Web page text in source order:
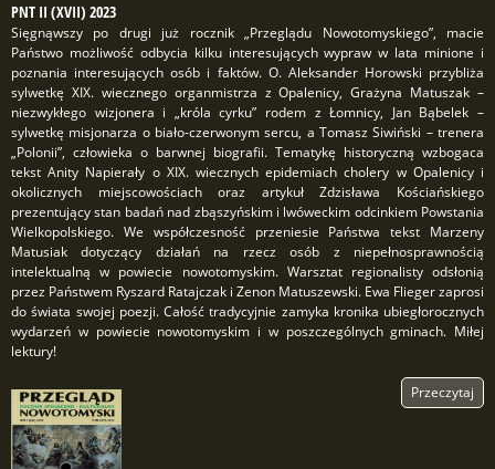
PNT II (XVII) 2023
Sięgnąwszy po drugi już rocznik „Przeglądu Nowotomyskiego”, macie
Państwo możliwość odbycia kilku interesujących wypraw w lata minione i
poznania interesujących osób i faktów. O. Aleksander Horowski przybliża
sylwetkę XIX. wiecznego organmistrza z Opalenicy, Grażyna Matuszak –
niezwykłego wizjonera i „króla cyrku” rodem z Łomnicy, Jan Bąbelek –
sylwetkę misjonarza o biało-czerwonym sercu, a Tomasz Siwiński – trenera
„Polonii”, człowieka o barwnej biografii. Tematykę historyczną wzbogaca
tekst Anity Napierały o XIX. wiecznych epidemiach cholery w Opalenicy i
okolicznych miejscowościach oraz artykuł Zdzisława Kościańskiego
prezentujący stan badań nad zbąszyńskim i lwóweckim odcinkiem Powstania
Wielkopolskiego. We współczesność przeniesie Państwa tekst Marzeny
Matusiak dotyczący działań na rzecz osób z niepełnosprawnością
intelektualną w powiecie nowotomyskim. Warsztat regionalisty odsłonią
przez Państwem Ryszard Ratajczak i Zenon Matuszewski. Ewa Flieger zaprosi
do świata swojej poezji. Całość tradycyjnie zamyka kronika ubiegłorocznych
wydarzeń w powiecie nowotomyskim i w poszczególnych gminach. Miłej
lektury!
Przeczytaj